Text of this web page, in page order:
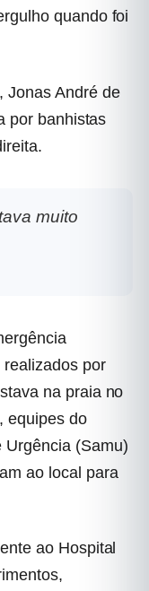
quando foi
Jonas André de
por banhistas
muito
por
na praia no
equipes do
Urgência (Samu)
ao local para
ao Hospital